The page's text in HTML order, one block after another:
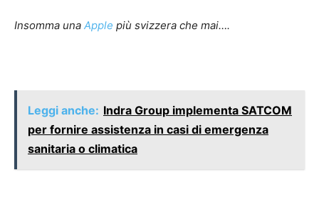
Insomma una Apple più svizzera che mai….
Leggi anche: Indra Group implementa SATCOM
per fornire assistenza in casi di emergenza
sanitaria o climatica